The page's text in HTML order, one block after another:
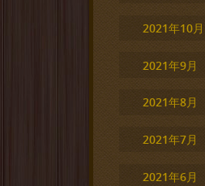
2021年10月
2021年9月
2021年8月
2021年7月
2021年6月